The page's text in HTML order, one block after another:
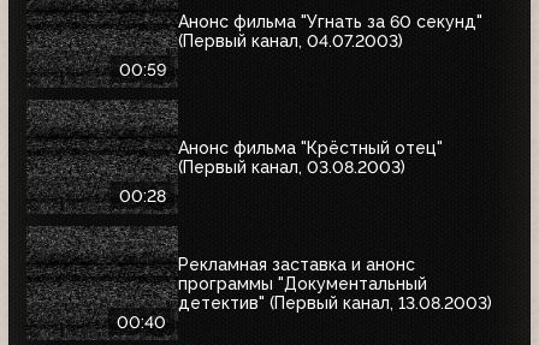
00:59
Анонс фильма "Угнать за 60 секунд"
(Первый канал, 04.07.2003)
00:28
Анонс фильма "Крёстный отец"
(Первый канал, 03.08.2003)
00:40
Рекламная заставка и анонс
программы "Документальный
детектив" (Первый канал, 13.08.2003)